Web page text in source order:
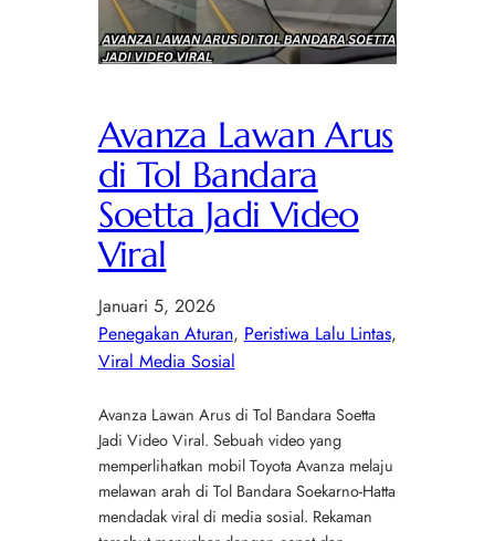
Avanza Lawan Arus
di Tol Bandara
Soetta Jadi Video
Viral
Januari 5, 2026
Penegakan Aturan, Peristiwa Lalu Lintas
Viral Media Sosial
Avanza Lawan Arus di Tol Bandara Soetta
Jadi Video Viral. Sebuah video yang
memperlihatkan mobil Toyota Avanza melaju
melawan arah di Tol Bandara Soekarno-Hatta
mendadak viral di media sosial. Rekaman